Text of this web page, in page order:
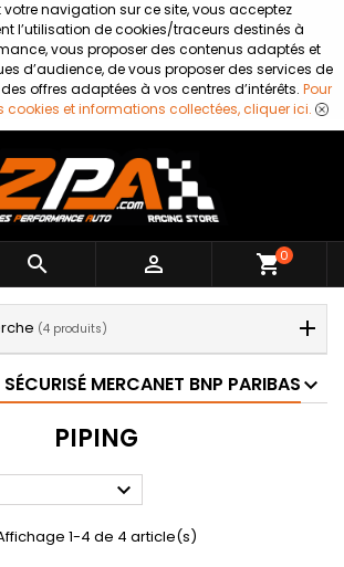
votre navigation sur ce site, vous acceptez
l’utilisation de cookies/traceurs destinés à
vous proposer des contenus adaptés et
d’audience, de vous proposer des services de
offres adaptées à vos centres d’intérêts. Pour
cookies et informations collectées, cliquer ici.
  shopping_cart0
(4 produits)
MERCANET BNP PARIBAS
PIPING

1-4 de 4 article(s)